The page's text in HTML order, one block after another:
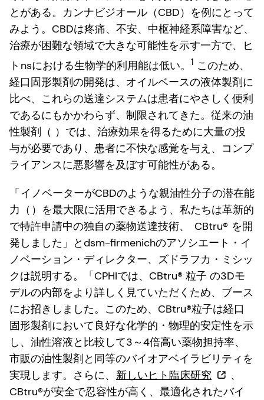
とがある。カンナビジオール（CBD）を例にとって
みよう。CBDは疼痛、不安、中枢神経系障害など、
治療が困難な領域で大きな可能性を示す一方で、ヒ
ト nsにおける生物学的利用能は低い。 1 このため、
経口固形製剤の開発は、オイルベースの液体製剤に
比べ、これらの送達システムは患者にやさしく便利
であるにもかかわらず、制限されてきた。従来の油
性製剤（ ）では、治療効果を得るために大量の投
与が必要であり、患者に不快な感覚を与え、コンプ
ライアンスに悪影響を及ぼす可能性がある。
「イノベーターがCBDのような親油性分子の潜在能
力（ ）を最大限に活用できるよう、私たちは革新的
で特許申請中の独自の薬物送達技術、
CBtru® を開
発しました」とdsm-firmenichのアソシエート・イ
ノベーション・ディレクター、ズドラフカ・ミシッ
クは説明する。「CPHIでは、CBtru® 粒子 の3Dモ
デルの内部をより詳しく見ていただくため、ブース
にお招きしました。このため、CBtru®粒子は経口
固形製剤において良好な化学的・物理的安定性を示
し、油性溶液と比較して3～4倍高い薬物担持率、
市販の油性製剤と同等のバイオアベイラビリティを
実現します。さらに、 新しいヒト臨床研究
、
CBtru®が安全で忍容性が高く、最適化されたバイ